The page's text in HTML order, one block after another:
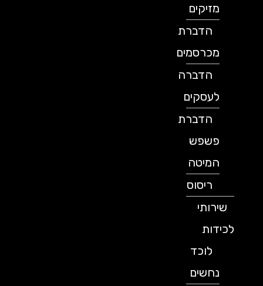
מזיקים
הדברת
מכרסמים
הדברה
לעסקים
הדברת
פשפש
המיטה
ריסוס
שירותי
לכידות
לוכד
נחשים